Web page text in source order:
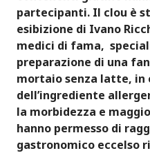
partecipanti. Il clou è
esibizione di Ivano
medici di fama,
preparazione di una
mortaio senza latte, in
dell’ingrediente
la morbidezza e
hanno permesso di
gastronomico eccelso